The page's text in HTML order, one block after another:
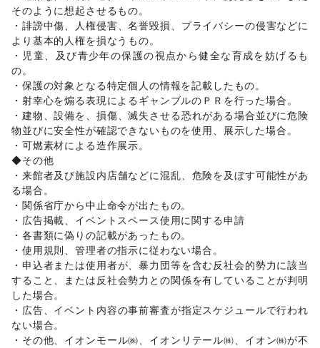
その他アート・デザイン
レジャー・スポーツ
旅行・レジャー/キャンプ・アウトドア
バスケットボール/ゴルフ/その他レジャー・スポーツ
車・バイク・モビリティ
車/バイク・オートバイ/自転車・ロードバイク/
マイクロモビリティ /その他車・バイク・モビリティ
NPO・公共団体
地方公共団体・行政・政府/外国団体・大使館/募金・寄付
/NPO・ボランティア活動/ その他NPO・公共団体
ビジネス・オフィス
法人向けサービス
イベント企画・運営/その他ビジネス・オフィス
その他活動・個人
その他活動・個人
そのように想起させるもの。
・誹謗中傷、人権侵害、名誉毀損、プライバシーの侵害などに
より基本的人権を損なうもの。
・児童、及び青少年の保護の視点から健全な育成を妨げるも
の。
・保護の対象となる特定個人の情報を記載したもの。
・射幸心を煽る表現によるギャンブルのＰＲを行った場合。
・建物、設備を、損傷、滅失させる恐れがある場合並びに危険
物並びに安全性が確認できないものを使用、展示した場合。
・可燃素材による造作展示。
◆その他
・来館者及び施設内店舗などに混乱、危険を及ぼす可能性があ
る場合。
・関係省庁から中止命令が出たもの。
・広告掲載、イベントスペース使用に関する申請
・各書類に偽りの記載があったもの。
・使用規則、管理者の指示に従わない場合。
・申込者または使用者が、暴力団等を含む反社会的勢力に該当
すること、または反社会勢力との関係を有していることが判明
した場合。
・広告、イベント内容の事前審査が指定スケジュールで行われ
ない場合。
・その他、イオンモール㈱、イオンリテール㈱、イオン㈱が不